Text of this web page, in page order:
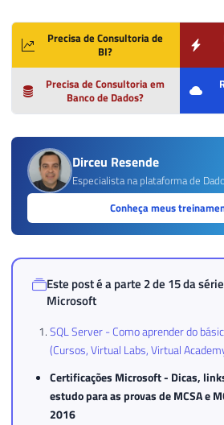
Precisa de Consultoria de
BI?
Precisa de Consultoria em
Banco de Dados?
Dirceu Resende
Especialista na plataforma de
Conheça meus
Este post é a parte 2 de 15 da série
Microsoft
SQL Server - Como aprender do
(Cursos, Virtual Labs, Virtual
Certificações Microsoft - Dicas,
estudo para as provas de MCSA e
2016